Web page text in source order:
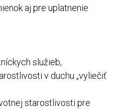
aj pre uplatnenie
služieb,
v duchu „vyliečiť
starostlivosti pre